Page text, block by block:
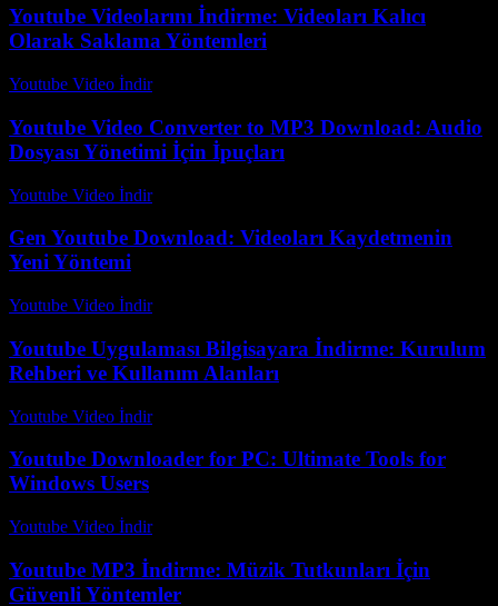
Youtube Videolarını İndirme: Videoları Kalıcı
Olarak Saklama Yöntemleri
Youtube Video İndir-
Youtube Video Converter to MP3 Download: Audio
Dosyası Yönetimi İçin İpuçları
Youtube Video İndir-
Gen Youtube Download: Videoları Kaydetmenin
Yeni Yöntemi
Youtube Video İndir-
Youtube Uygulaması Bilgisayara İndirme: Kurulum
Rehberi ve Kullanım Alanları
Youtube Video İndir-
Youtube Downloader for PC: Ultimate Tools for
Windows Users
Youtube Video İndir-
Youtube MP3 İndirme: Müzik Tutkunları İçin
Güvenli Yöntemler